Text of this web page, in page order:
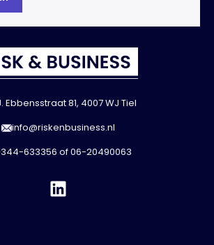
Ebbensstraat 81, 4007 WJ Tiel
info@riskenbusiness.nl
633356 of06-20490063